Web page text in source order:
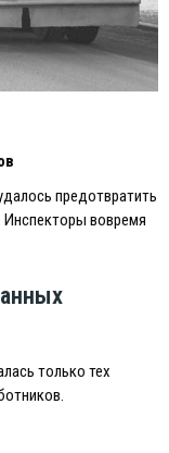
предотвратить
Инспекторы вовремя
только тех